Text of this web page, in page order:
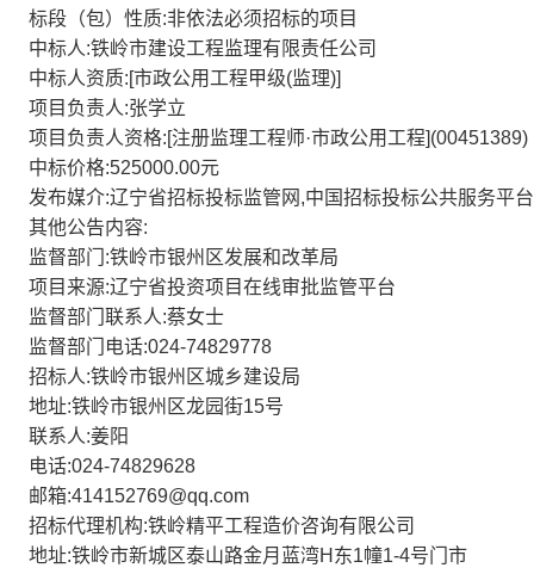
标段（包）性质:非依法必须招标的项目
中标人:铁岭市建设工程监理有限责任公司
中标人资质:[市政公用工程甲级(监理)]
项目负责人:张学立
项目负责人资格:[注册监理工程师·市政公用工程](00451389)
中标价格:525000.00元
发布媒介:辽宁省招标投标监管网,中国招标投标公共服务平
其他公告内容:
监督部门:铁岭市银州区发展和改革局
项目来源:辽宁省投资项目在线审批监管平台
监督部门联系人:蔡女士
监督部门电话:024-74829778
招标人:铁岭市银州区城乡建设局
地址:铁岭市银州区龙园街15号
联系人:姜阳
电话:024-74829628
邮箱:414152769@qq.com
招标代理机构:铁岭精平工程造价咨询有限公司
地址:铁岭市新城区泰山路金月蓝湾H东1幢1-4号门市